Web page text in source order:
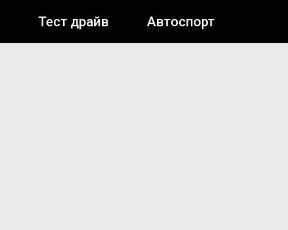
Тест драйв Автоспорт